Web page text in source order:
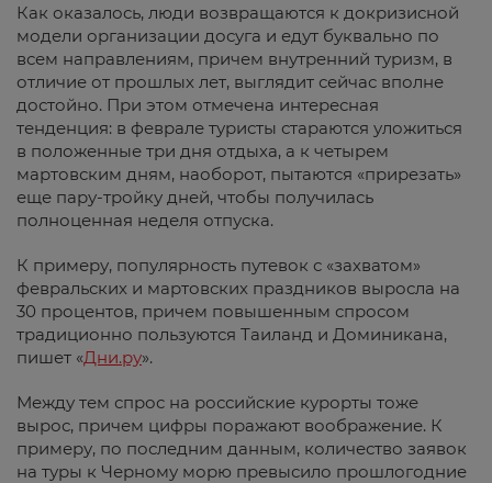
Как оказалось, люди возвращаются к докризисной
модели организации досуга и едут буквально по
всем направлениям, причем внутренний туризм, в
отличие от прошлых лет, выглядит сейчас вполне
достойно. При этом отмечена интересная
тенденция: в феврале туристы стараются уложиться
в положенные три дня отдыха, а к четырем
мартовским дням, наоборот, пытаются «прирезать»
еще пару-тройку дней, чтобы получилась
полноценная неделя отпуска.
К примеру, популярность путевок с «захватом»
февральских и мартовских праздников выросла на
30 процентов, причем повышенным спросом
традиционно пользуются Таиланд и Доминикана,
пишет «Дни.ру».
Между тем спрос на российские курорты тоже
вырос, причем цифры поражают воображение. К
примеру, по последним данным, количество заявок
на туры к Черному морю превысило прошлогодние